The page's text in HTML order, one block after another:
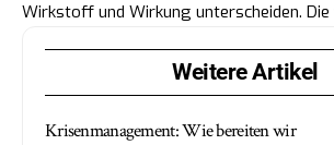
Wirkstoff und Wirkung unterscheiden.
Weitere Artikel
Krisenmanagement: Wie bereiten wir